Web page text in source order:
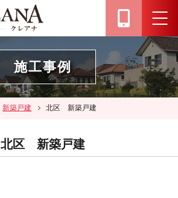
施工事例
新築戸建 北区 新築戸建
北区 新築戸建